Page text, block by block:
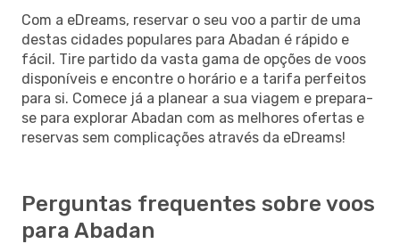
Com a eDreams, reservar o seu voo a partir de uma
destas cidades populares para Abadan é rápido e
fácil. Tire partido da vasta gama de opções de voos
disponíveis e encontre o horário e a tarifa perfeitos
para si. Comece já a planear a sua viagem e prepara-
se para explorar Abadan com as melhores ofertas e
reservas sem complicações através da eDreams!
Perguntas frequentes sobre voos
para Abadan